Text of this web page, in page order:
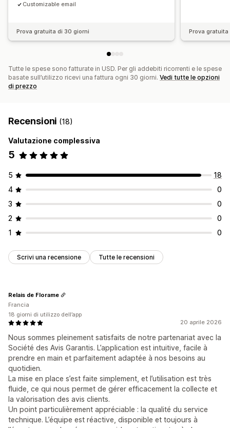
Customizable email
Prova gratuita di 30 giorni Prova
Tutte le spese sono fatturate in USD. Per gli addebiti ricorrenti e le spese
basate sull’utilizzo ricevi una fattura ogni 30 giorni. Vedi tutte le opzioni
di prezzo
Recensioni (18)
Valutazione complessiva
5
5
18
4
0
3
0
2
0
1
0
Scrivi una recensione Tutte le recensioni
20 aprile 2026
Nous sommes pleinement satisfaits de notre partenariat avec la
Société des Avis Garantis. L’application est intuitive, facile à
prendre en main et parfaitement adaptée à nos besoins au
quotidien.
La mise en place s’est faite simplement, et l’utilisation est très
fluide, ce qui nous permet de gérer efficacement la collecte et
la valorisation des avis clients.
Un point particulièrement appréciable : la qualité du service
technique. L’équipe est réactive, disponible et toujours à
Relais de Florame
Francia
18 giorni di utilizzo dell’app